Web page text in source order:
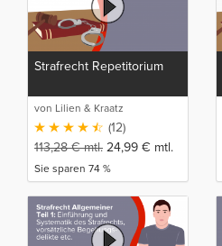
Strafrecht Repetitorium
von Lilien & Kraatz
(12)
113,28€mtl. 24,99 € mtl.
Sie sparen 74 %